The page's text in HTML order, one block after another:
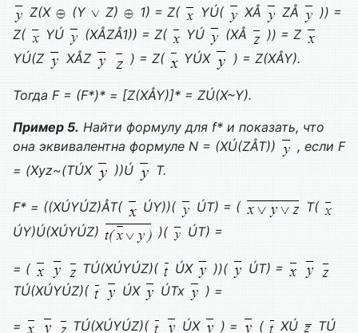
Z(X (Y Z) 1) = Z( YÚ( XÅ ZÅ
)) =
Z( YÚ (XÅZÅ1)) = Z( YÚ (XÅ )) = Z
YÚ(Z XÅZ ) = Z( YÚX ) = Z(XÅY).
Тогда F= (F*)* = [Z(XÅY)]* = ZÚ(X~Y).
Пример 5. Найти формулу для f* и показать, что
она эквивалентна формуле N = (XÚ(ZÅT)) , если F
= (Xyz~(TÚX ))Ú T.
F* = ((XÚYÚZ)ÅT( ÚY))( ÚT) = ( T(
ÚY)Ú(XÚYÚZ) )( ÚT) =
= ( TÚ(XÚYÚZ)( ÚX ))( ÚT) =
TÚ(XÚYÚZ)( ÚX ÚTx ) =
= TÚ(XÚYÚZ)( ÚX ) = ( XÚ TÚ